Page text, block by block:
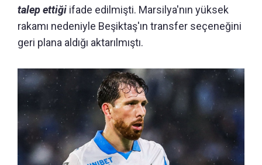
talep ettiği ifade edilmişti. Marsilya'nın yüksek
rakamı nedeniyle Beşiktaş'ın transfer seçeneğini
geri plana aldığı aktarılmıştı.